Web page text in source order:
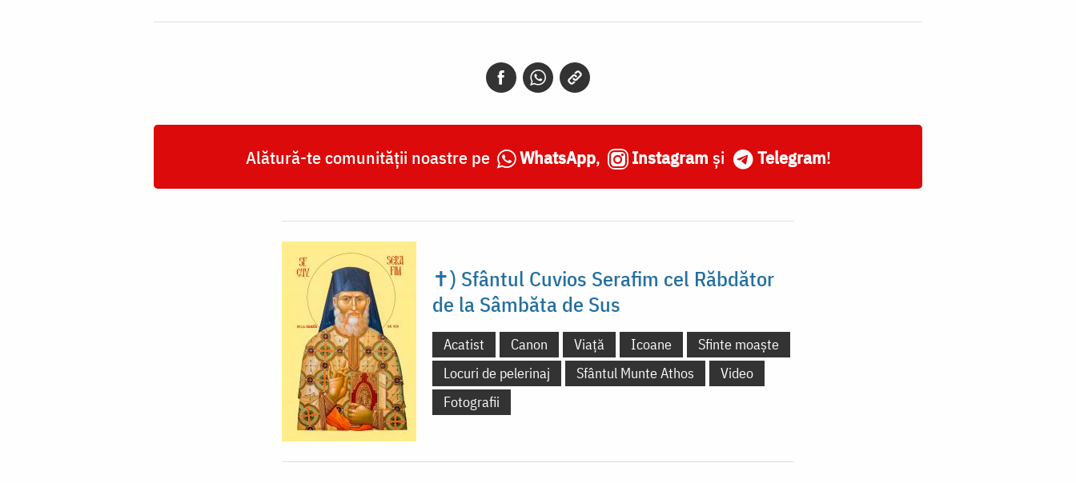
Alătură-te comunității noastre pe WhatsApp, Instagram și Telegram!
✝) Sfântul Cuvios Serafim cel Răbdător
de la Sâmbăta de Sus
Acatist Canon Viață Icoane
Sfinte moaște
Locuri de pelerinaj
Sfântul Munte Athos
Video
Fotografii